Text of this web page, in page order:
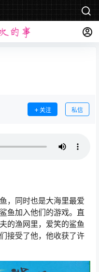
关注 私信
，同时也是大海里最爱
鱼加入他们的游戏。直
的渔网里，爱笑的鲨鱼
接受了他，他收获了许